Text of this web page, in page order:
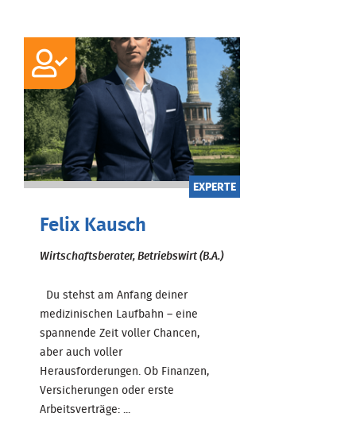
EXPERTE
Felix Kausch
Wirtschaftsberater, Betriebswirt (B.A.)
Du stehst am Anfang deiner
medizinischen Laufbahn – eine
spannende Zeit voller Chancen,
aber auch voller
Herausforderungen. Ob Finanzen,
Versicherungen oder erste
Arbeitsverträge: ...